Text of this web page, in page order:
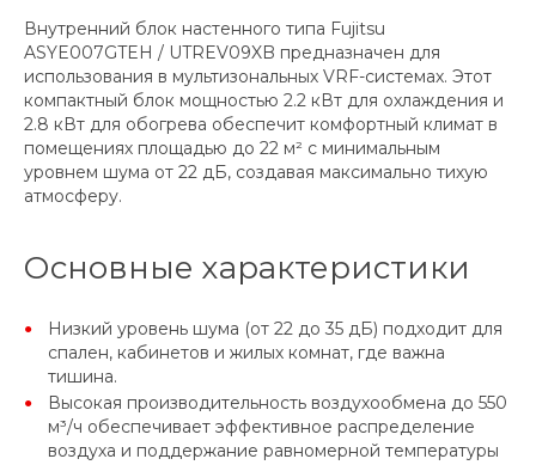
Внутренний блок настенного типа Fujitsu
ASYE007GTEH / UTREV09XB предназначен для
использования в мультизональных VRF-системах. Этот
компактный блок мощностью 2.2 кВт для охлаждения и
2.8 кВт для обогрева обеспечит комфортный климат в
помещениях площадью до 22 м² с минимальным
уровнем шума от 22 дБ, создавая максимально тихую
атмосферу.
Основные характеристики
Низкий уровень шума (от 22 до 35 дБ) подходит для
спален, кабинетов и жилых комнат, где важна
тишина.
Высокая производительность воздухообмена до 550
м³/ч обеспечивает эффективное распределение
воздуха и поддержание равномерной температуры